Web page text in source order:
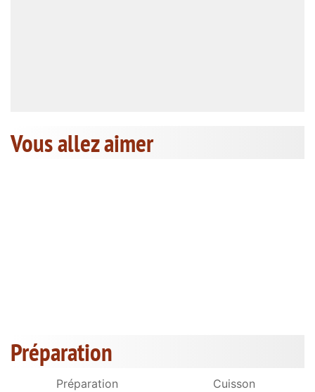
Vous allez aimer
Préparation
Préparation
Cuisson